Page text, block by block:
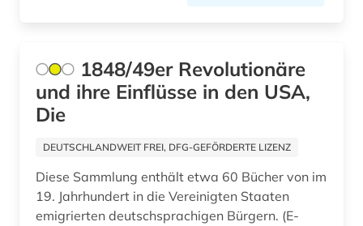
banknote (1)
bantusprachen (1)
bartensleben <familie> (1)
1848/49er Revolutionäre
und ihre Einflüsse in den USA,
Die
DEUTSCHLANDWEIT FREI, DFG-GEFÖRDERTE LIZENZ
Diese Sammlung enthält etwa 60 Bücher von im
19. Jahrhundert in die Vereinigten Staaten
emigrierten deutschsprachigen Bürgern. (E-